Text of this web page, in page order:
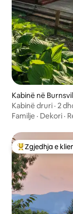
Kabinë në
Kabinë druri · 2
vende fjetjeje
Familje · Dekori ·
Më të mirat e
Zgjedhja e